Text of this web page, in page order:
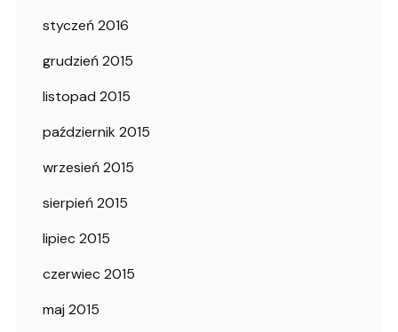
styczeń 2016
grudzień 2015
listopad 2015
październik 2015
wrzesień 2015
sierpień 2015
lipiec 2015
czerwiec 2015
maj 2015